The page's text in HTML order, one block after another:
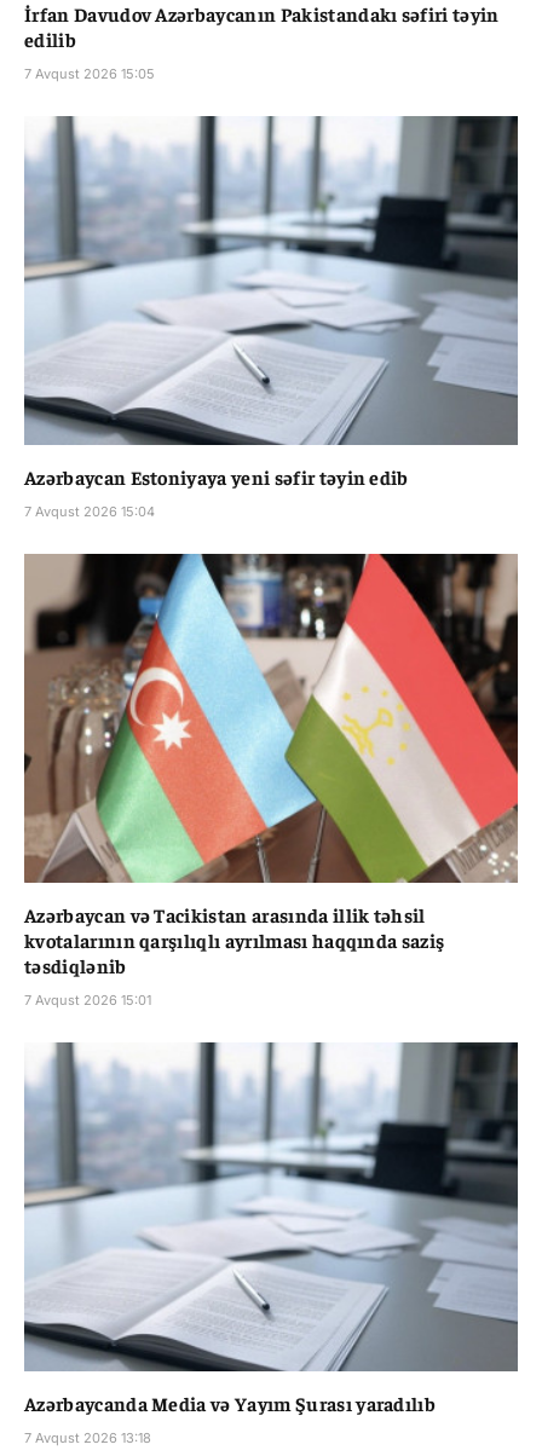
İrfan Davudov Azərbaycanın Pakistandakı səfiri təyin
edilib
7 Avqust 2026 15:05
Azərbaycan Estoniyaya yeni səfir təyin edib
7 Avqust 2026 15:04
Azərbaycan və Tacikistan arasında illik təhsil
kvotalarının qarşılıqlı ayrılması haqqında saziş
təsdiqlənib
7 Avqust 2026 15:01
Azərbaycanda Media və Yayım Şurası yaradılıb
7 Avqust 2026 13:18